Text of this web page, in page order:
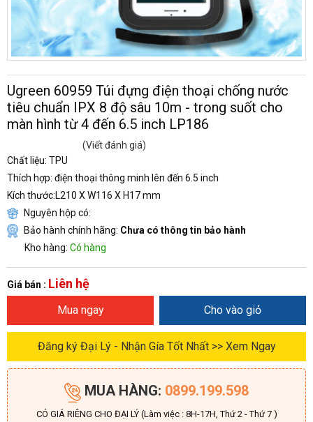
Ugreen 60959 Túi đựng điện thoại chống nước
tiêu chuẩn IPX 8 độ sâu 10m - trong suốt cho
màn hình từ 4 đến 6.5 inch LP186
(Viết đánh giá)
Chất liệu: TPU
Thích hợp: điện thoại thông minh lên đến 6.5 inch
Kích thước:L210 X W116 X H17 mm​
Nguyên hộp có:
Bảo hành chính hãng: Chưa có thông tin bảo hành
Kho hàng: Có hàng
Giá bán : Liên hệ
Mua ngay Cho vào giỏ
Đăng ký Đại Lý - Nhận Gía Tốt Nhất >> Xem Ngay
MUA HÀNG: 0899.199.598
CÓ GIÁ RIÊNG CHO ĐẠI LÝ (Làm việc : 8H-17H, Thứ 2 - Thứ 7 )